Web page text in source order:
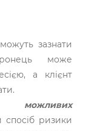
зазнати
може
а клієнт
ризики